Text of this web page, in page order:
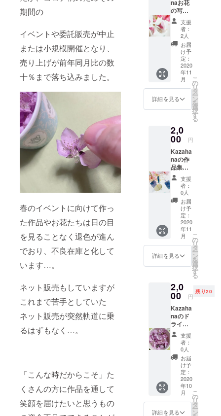
期間の
イベントや委託販売が中止
または小規模開催となり、
売り上げが前年同月比の数
十％まで落ち込みました。
春のイベントに向けて作っ
た作品やお花たちは日の目
を見ることなく退色が進ん
でおり、不良在庫と化して
います…。
ネット販売もしていますが
これまで苦手としていた
ネット販売が突然軌道に乗
るはずもなく…。
「こんな時だからこそ」た
くさんの方に作品を通して
笑顔を届けたいと思うもの
ズが入
りま
す。 総
額1000
円分程
度（送
料込
み）の
予定で
す。 ま
た、備
考欄や
コメン
めりし
あちゃ
ズを記
載して
いただ
けまし
たら制
作の参
考にさ
せてい
ただき
ます。
eの
「Kaza
hana動
画 勉強
編」の
生配信
バー
ジョン
「Kaza
hana生
配信 勉
強編 on
Zoom（
しま
す。 時
間は30
分×2回
の予定
です。
毎回数
人を招
待し、
疑問や
質問に
答えた
り相談
に対応
したり
といっ
た内容
す。 ク
ラウド
ディン
グ終了
後、日
程や時
間の調
整を行
い、実
施日を
決定い
たしま
す。 日
程や実
調整・
naお花
の写真
集とお
礼のお
手紙の
セッ
ト。
Kazaha
naがこ
れまで
扱って
きた花
材や作
品作り
の参考
ために
各地で
撮影し
た花、
様々な
お花を
収めた
写真集
をお送
りいた
しま
す。 写
真集の
制作に
1ヶ月ほ
どお時
間をい
支援
者：
2人
お届
け予
定：
2020
年11
月
詳細を見る
こ
の
リ
タ
ー
ン
を
選
択
す
る
2,0
00 円
Kazaha
naの作
品集と
お礼の
お手
紙。
Kazaha
naがこ
れまで
作って
きた作
品をま
とめた
作品集
とお礼
のお手
送りい
たしま
す。 作
品集の
制作に
1ヶ月ほ
どお時
間をい
ただき
ます。
支援
者：
0人
お届
け予
定：
2020
年11
月
詳細を見る
こ
の
リ
タ
ー
ン
を
選
択
す
る
2,0
00 円
残り20
Kazaha
naのド
ライフ
ラワー
講座 on
Zoomへ
のご招
待。
Zoomに
て行う
生配信
「Kaza
hanaド
ライフ
支援
者：
0人
お届
け予
定：
2020
年10
月
詳細を見る
こ
の
リ
タ
ー
ン